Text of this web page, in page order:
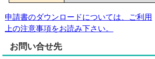
申請書のダウンロードについては、ご利用
上の注意事項をお読み下さい。
お問い合せ先